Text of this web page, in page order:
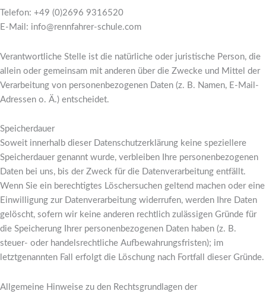
Telefon: +49 (0)2696 9316520
E-Mail: info@rennfahrer-schule.com
Verantwortliche Stelle ist die natürliche oder juristische Person, die
allein oder gemeinsam mit anderen über die Zwecke und Mittel der
Verarbeitung von personenbezogenen Daten (z. B. Namen, E-Mail-
Adressen o. Ä.) entscheidet.
Speicherdauer
Soweit innerhalb dieser Datenschutzerklärung keine speziellere
Speicherdauer genannt wurde, verbleiben Ihre personenbezogenen
Daten bei uns, bis der Zweck für die Datenverarbeitung entfällt.
Wenn Sie ein berechtigtes Löschersuchen geltend machen oder eine
Einwilligung zur Datenverarbeitung widerrufen, werden Ihre Daten
gelöscht, sofern wir keine anderen rechtlich zulässigen Gründe für
die Speicherung Ihrer personenbezogenen Daten haben (z. B.
steuer- oder handelsrechtliche Aufbewahrungsfristen); im
letztgenannten Fall erfolgt die Löschung nach Fortfall dieser Gründe.
Allgemeine Hinweise zu den Rechtsgrundlagen der